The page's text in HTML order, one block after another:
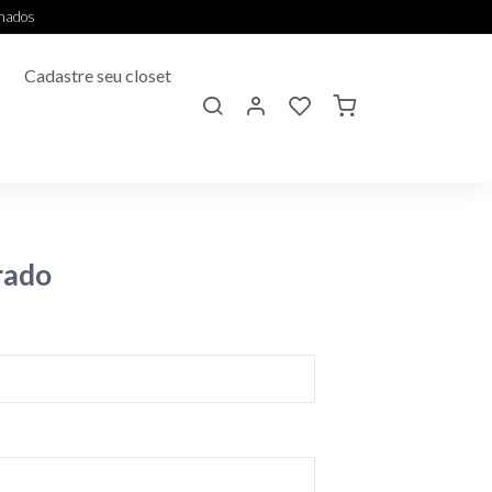
Cadastre seu closet